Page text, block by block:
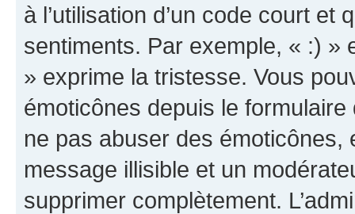
à l’utilisation d’un code court et
sentiments. Par exemple, « :) »
» exprime la tristesse. Vous
émoticônes depuis le
ne pas abuser des
message illisible et un
supprimer complètement.